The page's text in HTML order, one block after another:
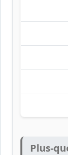
Plus-